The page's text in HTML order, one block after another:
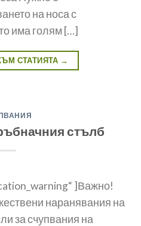
на носа с
има голям […]
СТАТИЯТА →
стълб
]Важно!
наранявания на
за счупвания на